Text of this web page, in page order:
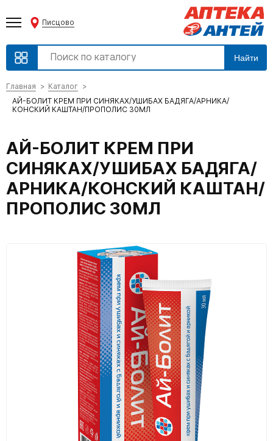
Писцово
Найти
Главная
Каталог
АЙ-БОЛИТ КРЕМ ПРИ СИНЯКАХ/УШИБАХ БАДЯГА/АРНИКА/
КОНСКИЙ КАШТАН/ПРОПОЛИС 30МЛ
АЙ-БОЛИТ КРЕМ ПРИ
СИНЯКАХ/УШИБАХ БАДЯГА/
АРНИКА/КОНСКИЙ КАШТАН/
ПРОПОЛИС 30МЛ